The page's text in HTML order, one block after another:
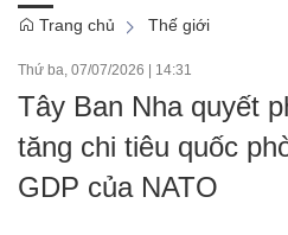
Trang chủ Thế giới
Thứ ba, 07/07/2026 | 14:31
Tây Ban Nha quyết
tăng chi tiêu quốc
GDP của NATO